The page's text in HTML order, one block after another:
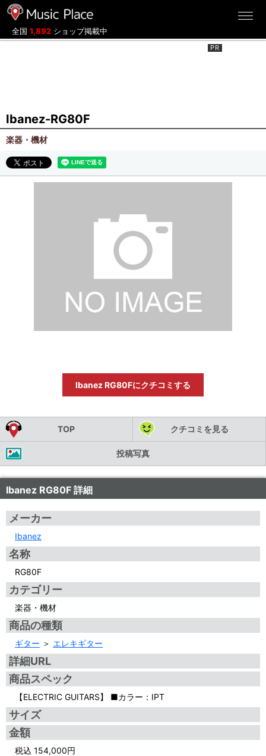
全国 1,892 ショップ掲載中
Ibanez-RG80F
楽器・機材
Ibanez RG80Fにクチコミする
TOP クチコミを見る
投稿写真
Ibanez RG80F 詳細
メーカー
Ibanez
名称
RG80F
カテゴリー
楽器・機材
商品の種類
ギター ＞ エレキギター
詳細URL
商品スペック
【ELECTRIC GUITARS】 ■カラー：IPT
サイズ
金額
税込 154,000円